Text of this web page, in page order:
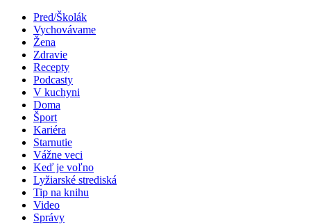
Pred/Školák
Vychovávame
Žena
Zdravie
Recepty
Podcasty
V kuchyni
Doma
Šport
Kariéra
Starnutie
Vážne veci
Keď je voľno
Lyžiarské strediská
Tip na knihu
Video
Správy